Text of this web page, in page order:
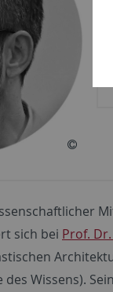
sich bei Prof.
Wissens).